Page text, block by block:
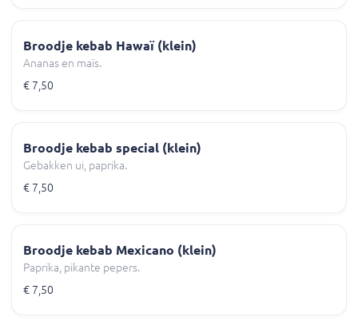
Broodje kebab Hawaï (klein)
Ananas en maïs.
€ 7,50
Broodje kebab special (klein)
Gebakken ui, paprika.
€ 7,50
Broodje kebab Mexicano (klein)
Paprika, pikante pepers.
€ 7,50